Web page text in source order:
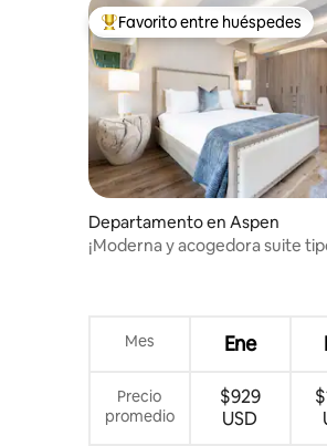
De los mejores en Favorito
Favorito entre huéspedes
Departamento en Aspen
¡Moderna y acogedora suite
Mes Ene
Precio
promedio
$929
USD